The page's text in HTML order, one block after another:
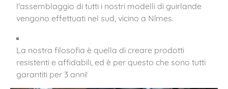
l'assemblaggio di tutti i nostri modelli di guirlande
vengono effettuati nel sud, vicino a Nîmes.
La nostra filosofia è quella di creare prodotti
resistenti e affidabili, ed è per questo che sono tutti
garantiti per 3 anni!